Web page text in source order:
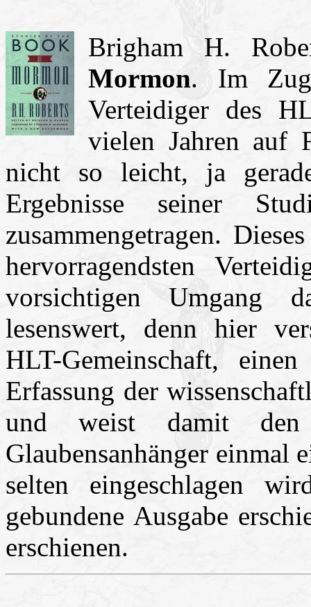
Brigham H.
Mormon. Im
Verteidiger des
vielen Jahren auf
nicht so leicht, ja
Ergebnisse seiner
zusammengetragen.
hervorragendsten
vorsichtigen Umgang
lesenswert, denn hier
HLT-Gemeinschaft,
Erfassung der
und weist damit
Glaubensanhänger einmal
selten eingeschlagen
gebundene Ausgabe
erschienen.